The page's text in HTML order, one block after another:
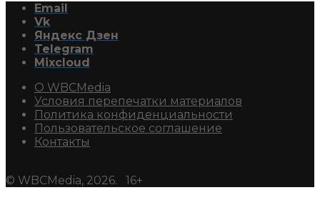
Email
Vk
Яндекс Дзен
Telegram
Mixcloud
О WBCMedia
Условия перепечатки материалов
Политика конфиденциальности
Пользовательское соглашение
Контакты
© WBCMedia, 2026. 16+